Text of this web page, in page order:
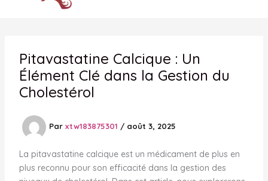
Pitavastatine Calcique : Un
Élément Clé dans la Gestion du
Cholestérol
Par xtw183875301 / août 3, 2025
La pitavastatine calcique est un médicament de plus en
plus reconnu pour son efficacité dans la gestion des